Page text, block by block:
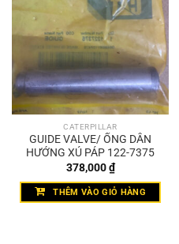
CATERPILLAR
GUIDE VALVE/ ỐNG DẪN
HƯỚNG XÚ PÁP 122-7375
378,000₫
THÊM VÀO GIỎ HÀNG